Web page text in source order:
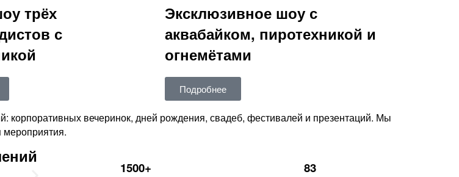
трёх
с
Эксклюзивное шоу с
аквабайком, пиротехникой и
огнемётами
Подробнее
вечеринок, дней рождения, свадеб, фестивалей и презентаций. Мы
1500+ 83